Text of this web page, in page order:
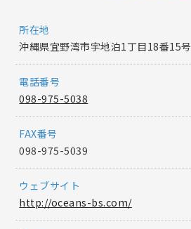
所在地
沖縄県宜野湾市宇地泊1丁目18番15号
電話番号
098-975-5038
FAX番号
098-975-5039
ウェブサイト
http://oceans-bs.com/